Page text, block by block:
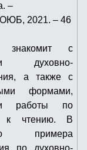
–
2021. – 46
знакомит с
духовно-
а также с
формами,
работы по
к чтению. В
примера